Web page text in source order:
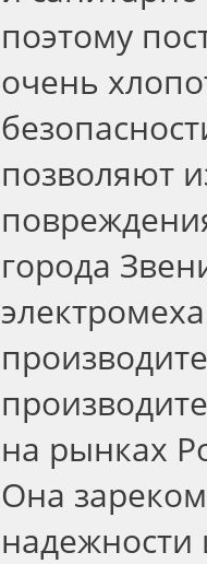
поэтому
очень
позволяют
города
на рынках
Она
надежности